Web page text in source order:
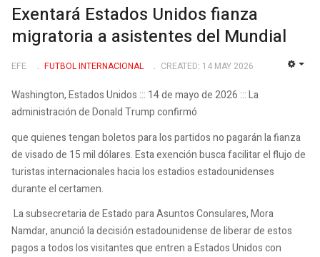
Exentará Estados Unidos fianza
migratoria a asistentes del Mundial
EFE FUTBOL INTERNACIONAL CREATED: 14 MAY 2026
Washington, Estados Unidos ::: 14 de mayo de 2026 ::: La
administración de Donald Trump confirmó
que quienes tengan boletos para los partidos no pagarán la fianza
de visado de 15 mil dólares. Esta exención busca facilitar el flujo de
turistas internacionales hacia los estadios estadounidenses
durante el certamen.
La subsecretaria de Estado para Asuntos Consulares, Mora
Namdar, anunció la decisión estadounidense de liberar de estos
pagos a todos los visitantes que entren a Estados Unidos con